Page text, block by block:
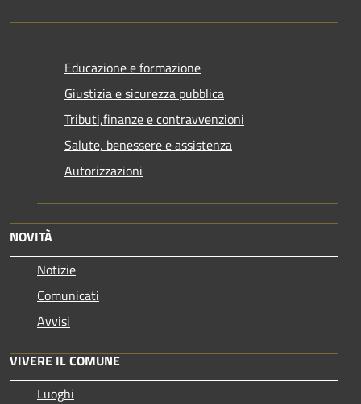
Educazione e formazione
Giustizia e sicurezza pubblica
Tributi,finanze e contravvenzioni
Salute, benessere e assistenza
Autorizzazioni
NOVITÀ
Notizie
Comunicati
Avvisi
VIVERE IL COMUNE
Luoghi